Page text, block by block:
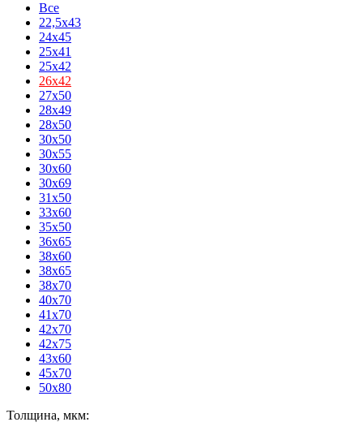
Все
22,5x43
24x45
25x41
25x42
26x42
27x50
28x49
28x50
30x50
30x55
30x60
30x69
31x50
33x60
35x50
36x65
38x60
38x65
38x70
40x70
41x70
42x70
42x75
43x60
45x70
50x80
Толщина, мкм: